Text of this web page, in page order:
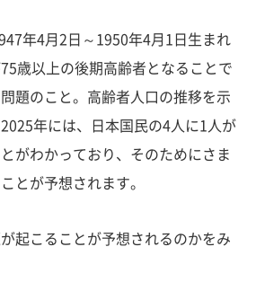
年4月2日～1950年4月1日生まれ
歳以上の後期高齢者となることで
題のこと。高齢者人口の推移を示
年には、日本国民の4人に1人が
がわかっており、そのためにさま
とが予想されます。
起こることが予想されるのかをみ